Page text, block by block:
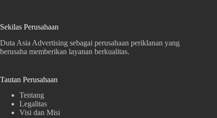
Sekilas Perusahaan
Duta Asia Advertising sebagai perusahaan periklanan yang
berusaha memberikan layanan berkualitas.
Tautan Perusahaan
Tentang
Legalitas
Visi dan Misi